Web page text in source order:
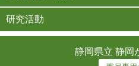
研究活動
静岡県立 静岡